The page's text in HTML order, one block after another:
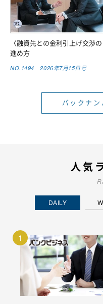
〈融資先との金利引上げ交渉の
進め方
NO.1494 2026年7月15日号
バックナン
人気
DAILY
1